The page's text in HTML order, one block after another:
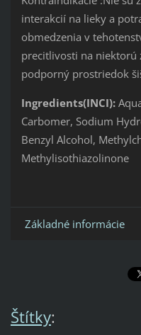
interakcií na lieky a
obmedzenia v
precitlivosti na niektorú
podporný prostriedok
Ingredients(INCI):
Carbomer, Sodium
Benzyl Alcohol,
Methylisothiazolinone
Základné informácie
Štítky: